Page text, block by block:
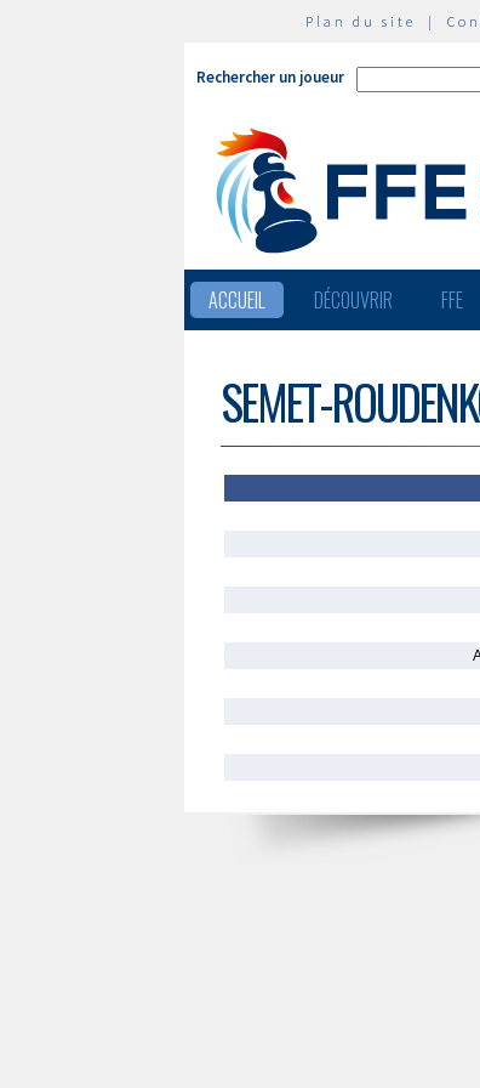
Plan du site |
Rechercher un joueur
ACCUEIL DÉCOUVRIR FFE
SEMET-